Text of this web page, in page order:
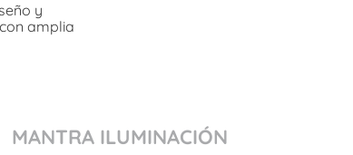
y
amplia
MANTRA ILUMINACIÓN